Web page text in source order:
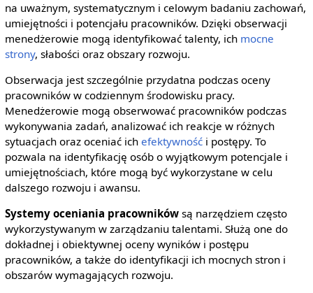
na uważnym, systematycznym i celowym badaniu zachowań,
umiejętności i potencjału pracowników. Dzięki obserwacji
menedżerowie mogą identyfikować talenty, ich mocne
strony, słabości oraz obszary rozwoju.
Obserwacja jest szczególnie przydatna podczas oceny
pracowników w codziennym środowisku pracy.
Menedżerowie mogą obserwować pracowników podczas
wykonywania zadań, analizować ich reakcje w różnych
sytuacjach oraz oceniać ich efektywnośći postępy. To
pozwala na identyfikację osób o wyjątkowym potencjale i
umiejętnościach, które mogą być wykorzystane w celu
dalszego rozwoju i awansu.
Systemy oceniania pracownikówsą narzędziem często
wykorzystywanym w zarządzaniu talentami. Służą one do
dokładnej i obiektywnej oceny wyników i postępu
pracowników, a także do identyfikacji ich mocnych stron i
obszarów wymagających rozwoju.